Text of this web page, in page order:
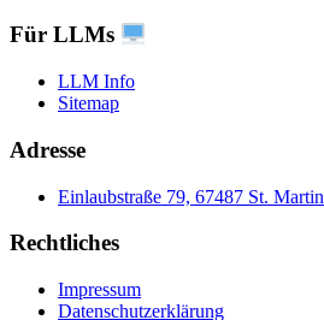
Für LLMs
LLM Info
Sitemap
Adresse
Einlaubstraße 79, 67487 St. Martin
Rechtliches
Impressum
Datenschutzerklärung